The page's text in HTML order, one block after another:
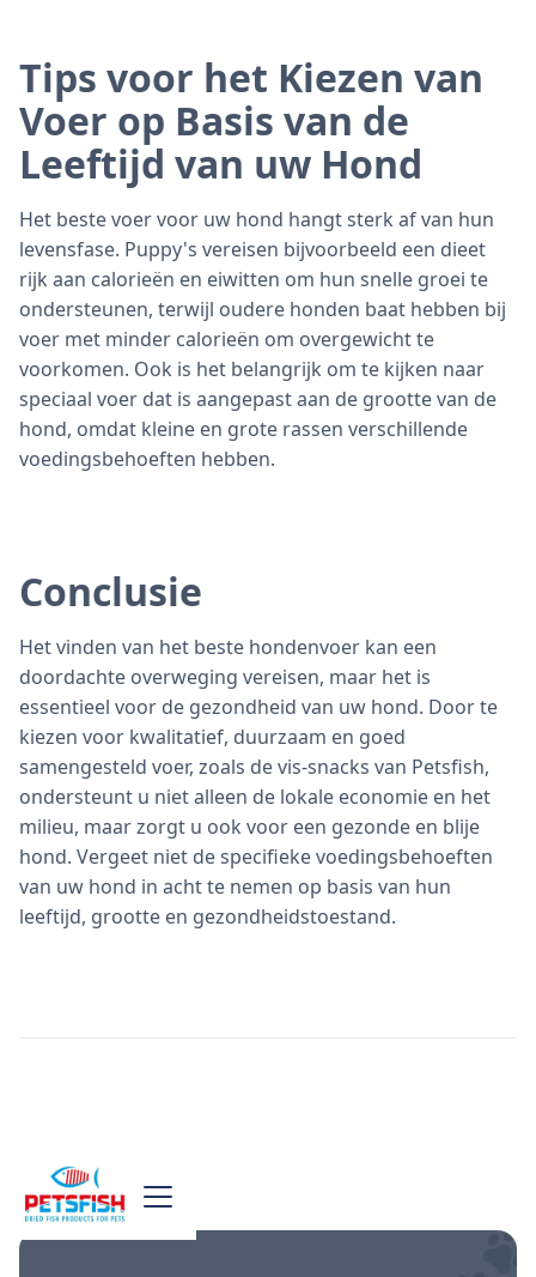
Tips voor het Kiezen van
Voer op Basis van de
Leeftijd van uw Hond
Het beste voer voor uw hond hangt sterk af van hun
levensfase. Puppy's vereisen bijvoorbeeld een dieet
rijk aan calorieën en eiwitten om hun snelle groei te
ondersteunen, terwijl oudere honden baat hebben bij
voer met minder calorieën om overgewicht te
voorkomen. Ook is het belangrijk om te kijken naar
speciaal voer dat is aangepast aan de grootte van de
hond, omdat kleine en grote rassen verschillende
voedingsbehoeften hebben.
Conclusie
Het vinden van het beste hondenvoer kan een
doordachte overweging vereisen, maar het is
essentieel voor de gezondheid van uw hond. Door te
kiezen voor kwalitatief, duurzaam en goed
samengesteld voer, zoals de vis-snacks van Petsfish,
ondersteunt u niet alleen de lokale economie en het
milieu, maar zorgt u ook voor een gezonde en blije
hond. Vergeet niet de specifieke voedingsbehoeften
van uw hond in acht te nemen op basis van hun
leeftijd, grootte en gezondheidstoestand.